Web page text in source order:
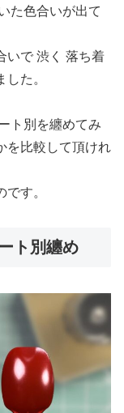
た色合いが出て
いで 渋く 落ち着
た。
ト別を纏めてみ
を比較して頂けれ
す。
ト別纏め